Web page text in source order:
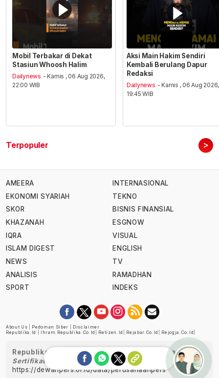
Mobil Terbakar di Dekat
Stasiun Whoosh Halim
Dailynews - Kamis , 06 Aug 2026,
22:00 WIB
Aksi Main Hakim Sendiri
Kembali Berulang Dapur
Redaksi
Dailynews - Kamis , 06 Aug 2026,
19:45 WIB
Terpopuler >
AMEERA
EKONOMI SYARIAH
SKOR
KHAZANAH
IQRA
ISLAM DIGEST
NEWS
ANALISIS
SPORT
INTERNASIONAL
TEKNO
BISNIS FINANSIAL
ESGNOW
VISUAL
ENGLISH
TV
RAMADHAN
INDEKS
About Us Pedoman Siber
Disclaimer
Republika.id
Ihram.republika.co.id Retizen.id Rejabar.co.id Rejogja.co.id
Republika telah diverifikasi oleh Dewan Pers
Sertifikat Nomor 1058/DP-Verifikasi/K/XII/2022
https://dewanpers.or.id/data/perusahaanpers